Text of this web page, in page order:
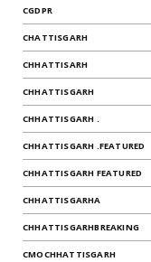
CGDPR
CHATTISGARH
CHHATTISARH
CHHATTISGARH
CHHATTISGARH .
CHHATTISGARH .FEATURED
CHHATTISGARH FEATURED
CHHATTISGARHA
CHHATTISGARHBREAKING
CMOCHHATTISGARH